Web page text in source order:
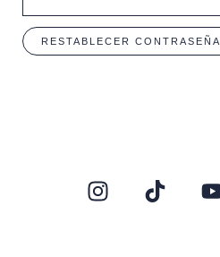
RESTABLECER CONTRASEÑA